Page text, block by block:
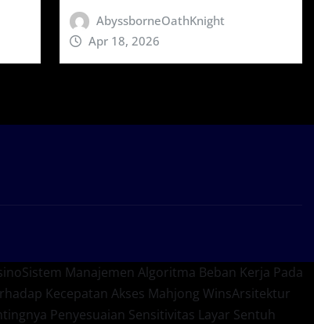
AbyssborneOathKnight
Apr 18, 2026
Sistem Manajemen Algoritma Beban Kerja Pada
Kecepatan Akses Mahjong WinsArsitektur
Penyesuaian Sensitivitas Layar Sentuh